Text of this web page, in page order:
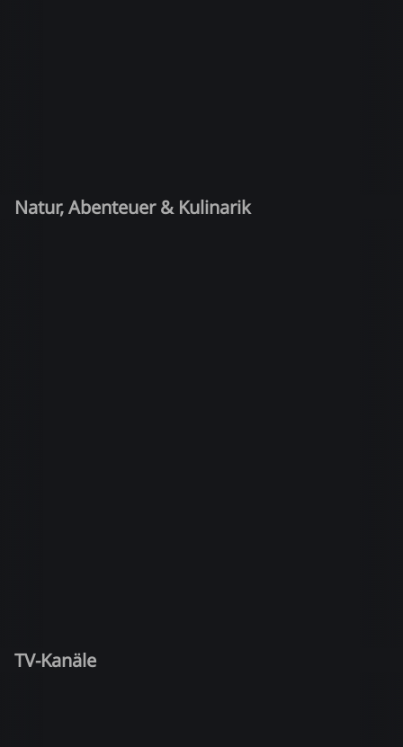
Natur, Abenteuer & Kulinarik
TV-Kanäle